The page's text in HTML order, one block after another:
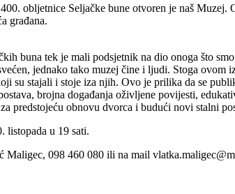
obljetnice Seljačke bune otvoren je naš
građana.
buna tek je mali podsjetnik na dio onoga što
jednako tako muzej čine i ljudi. Stoga
su stajali i stoje iza njih. Ovo je prilika da se
brojna događanja oživljene povijesti,
predstojeću obnovu dvorca i budući novi stalni
listopada u 19 sati.
098 460 080 ili na mail